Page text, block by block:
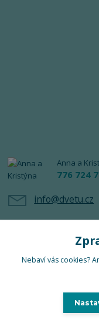
Anna a
776 724
info@dvetu.cz
Nebaví vás cookies?